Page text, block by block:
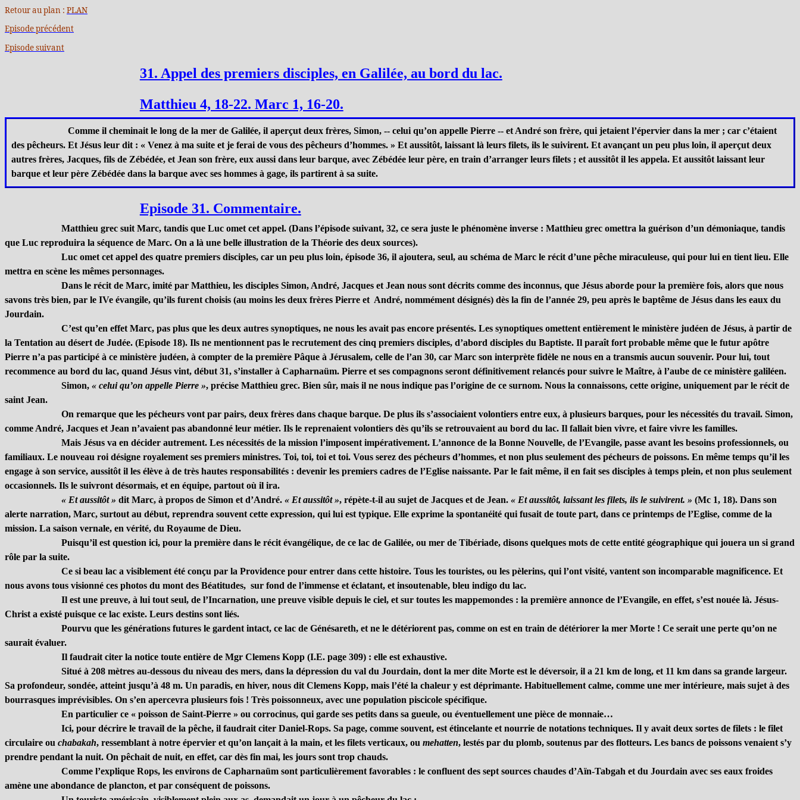
Retour au plan : PLAN
Episode précédent
Episode suivant
31. Appel des premiers disciples, en Galilée, au bord du lac.
Matthieu 4, 18-22. Marc 1, 16-20.
Comme il cheminait le long de la mer de Galilée, il aperçut deux frères, Simon, -- celui qu’on appelle Pierre -- et André son frère, qui jetaient l’épervier dans la mer ; car c’étaient
des pêcheurs. Et Jésus leur dit : « Venez à ma suite et je ferai de vous des pêcheurs d’hommes. » Et aussitôt, laissant là leurs filets, ils le suivirent. Et avançant un peu plus loin, il aperçut deux
autres frères, Jacques, fils de Zébédée, et Jean son frère, eux aussi dans leur barque, avec Zébédée leur père, en train d’arranger leurs filets ; et aussitôt il les appela. Et aussitôt laissant leur
barque et leur père Zébédée dans la barque avec ses hommes à gage, ils partirent à sa suite.
Episode 31. Commentaire.
Matthieu grec suit Marc, tandis que Luc omet cet appel. (Dans l’épisode suivant, 32, ce sera juste le phénomène inverse : Matthieu grec omettra la guérison d’un démoniaque, tandis
que Luc reproduira la séquence de Marc. On a là une belle illustration de la Théorie des deux sources).
Luc omet cet appel des quatre premiers disciples, car un peu plus loin, épisode 36, il ajoutera, seul, au schéma de Marc le récit d’une pêche miraculeuse, qui pour lui en tient lieu. Elle
mettra en scène les mêmes personnages.
Dans le récit de Marc, imité par Matthieu, les disciples Simon, André, Jacques et Jean nous sont décrits comme des inconnus, que Jésus aborde pour la première fois, alors que nous
savons très bien, par le IVe évangile, qu’ils furent choisis (au moins les deux frères Pierre et André, nommément désignés) dès la fin de l’année 29, peu après le baptême de Jésus dans les eaux du
Jourdain.
C’est qu’en effet Marc, pas plus que les deux autres synoptiques, ne nous les avait pas encore présentés. Les synoptiques omettent entièrement le ministère judéen de Jésus, à partir de
la Tentation au désert de Judée. (Episode 18). Ils ne mentionnent pas le recrutement des cinq premiers disciples, d’abord disciples du Baptiste. Il paraît fort probable même que le futur apôtre
Pierre n’a pas participé à ce ministère judéen, à compter de la première Pâque à Jérusalem, celle de l’an 30, car Marc son interprète fidèle ne nous en a transmis aucun souvenir. Pour lui, tout
recommence au bord du lac, quand Jésus vint, début 31, s’installer à Capharnaüm. Pierre et ses compagnons seront définitivement relancés pour suivre le Maître, à l’aube de ce ministère galiléen.
Simon, « celui qu’on appelle Pierre », précise Matthieu grec. Bien sûr, mais il ne nous indique pas l’origine de ce surnom. Nous la connaissons, cette origine, uniquement par le récit de
saint Jean.
On remarque que les pécheurs vont par pairs, deux frères dans chaque barque. De plus ils s’associaient volontiers entre eux, à plusieurs barques, pour les nécessités du travail. Simon,
comme André, Jacques et Jean n’avaient pas abandonné leur métier. Ils le reprenaient volontiers dès qu’ils se retrouvaient au bord du lac. Il fallait bien vivre, et faire vivre les familles.
Mais Jésus va en décider autrement. Les nécessités de la mission l’imposent impérativement. L’annonce de la Bonne Nouvelle, de l’Evangile, passe avant les besoins professionnels, ou
familiaux. Le nouveau roi désigne royalement ses premiers ministres. Toi, toi, toi et toi. Vous serez des pécheurs d’hommes, et non plus seulement des pécheurs de poissons. En même temps qu’il les
engage à son service, aussitôt il les élève à de très hautes responsabilités : devenir les premiers cadres de l’Eglise naissante. Par le fait même, il en fait ses disciples à temps plein, et non plus seulement
occasionnels. Ils le suivront désormais, et en équipe, partout où il ira.
« Et aussitôt » dit Marc, à propos de Simon et d’André. « Et aussitôt », répète-t-il au sujet de Jacques et de Jean. « Et aussitôt, laissant les filets, ils le suivirent. » (Mc 1, 18). Dans son
alerte narration, Marc, surtout au début, reprendra souvent cette expression, qui lui est typique. Elle exprime la spontanéité qui fusait de toute part, dans ce printemps de l’Eglise, comme de la
mission. La saison vernale, en vérité, du Royaume de Dieu.
Puisqu’il est question ici, pour la première dans le récit évangélique, de ce lac de Galilée, ou mer de Tibériade, disons quelques mots de cette entité géographique qui jouera un si grand
rôle par la suite.
Ce si beau lac a visiblement été conçu par la Providence pour entrer dans cette histoire. Tous les touristes, ou les pèlerins, qui l’ont visité, vantent son incomparable magnificence. Et
nous avons tous visionné ces photos du mont des Béatitudes, sur fond de l’immense et éclatant, et insoutenable, bleu indigo du lac.
Il est une preuve, à lui tout seul, de l’Incarnation, une preuve visible depuis le ciel, et sur toutes les mappemondes : la première annonce de l’Evangile, en effet, s’est nouée là. Jésus-
Christ a existé puisque ce lac existe. Leurs destins sont liés.
Pourvu que les générations futures le gardent intact, ce lac de Génésareth, et ne le détériorent pas, comme on est en train de détériorer la mer Morte ! Ce serait une perte qu’on ne
saurait évaluer.
Il faudrait citer la notice toute entière de Mgr Clemens Kopp (I.E. page 309) : elle est exhaustive.
Situé à 208 mètres au-dessous du niveau des mers, dans la dépression du val du Jourdain, dont la mer dite Morte est le déversoir, il a 21 km de long, et 11 km dans sa grande largeur.
Sa profondeur, sondée, atteint jusqu’à 48 m. Un paradis, en hiver, nous dit Clemens Kopp, mais l’été la chaleur y est déprimante. Habituellement calme, comme une mer intérieure, mais sujet à des
bourrasques imprévisibles. On s’en apercevra plusieurs fois ! Très poissonneux, avec une population piscicole spécifique.
En particulier ce « poisson de Saint-Pierre » ou corrocinus, qui garde ses petits dans sa gueule, ou éventuellement une pièce de monnaie…
Ici, pour décrire le travail de la pêche, il faudrait citer Daniel-Rops. Sa page, comme souvent, est étincelante et nourrie de notations techniques. Il y avait deux sortes de filets : le filet
circulaire ou chabakah, ressemblant à notre épervier et qu’on lançait à la main, et les filets verticaux, ou mehatten, lestés par du plomb, soutenus par des flotteurs. Les bancs de poissons venaient s’y
prendre pendant la nuit. On pêchait de nuit, en effet, car dès fin mai, les jours sont trop chauds.
Comme l’explique Rops, les environs de Capharnaüm sont particulièrement favorables : le confluent des sept sources chaudes d’Aïn-Tabgah et du Jourdain avec ses eaux froides
amène une abondance de plancton, et par conséquent de poissons.